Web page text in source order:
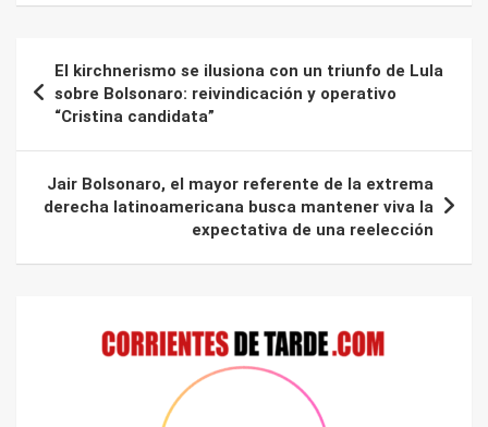
de
entradas
El kirchnerismo se ilusiona con un triunfo de Lula
sobre Bolsonaro: reivindicación y operativo
“Cristina candidata”
Jair Bolsonaro, el mayor referente de la extrema
derecha latinoamericana busca mantener viva la
expectativa de una reelección